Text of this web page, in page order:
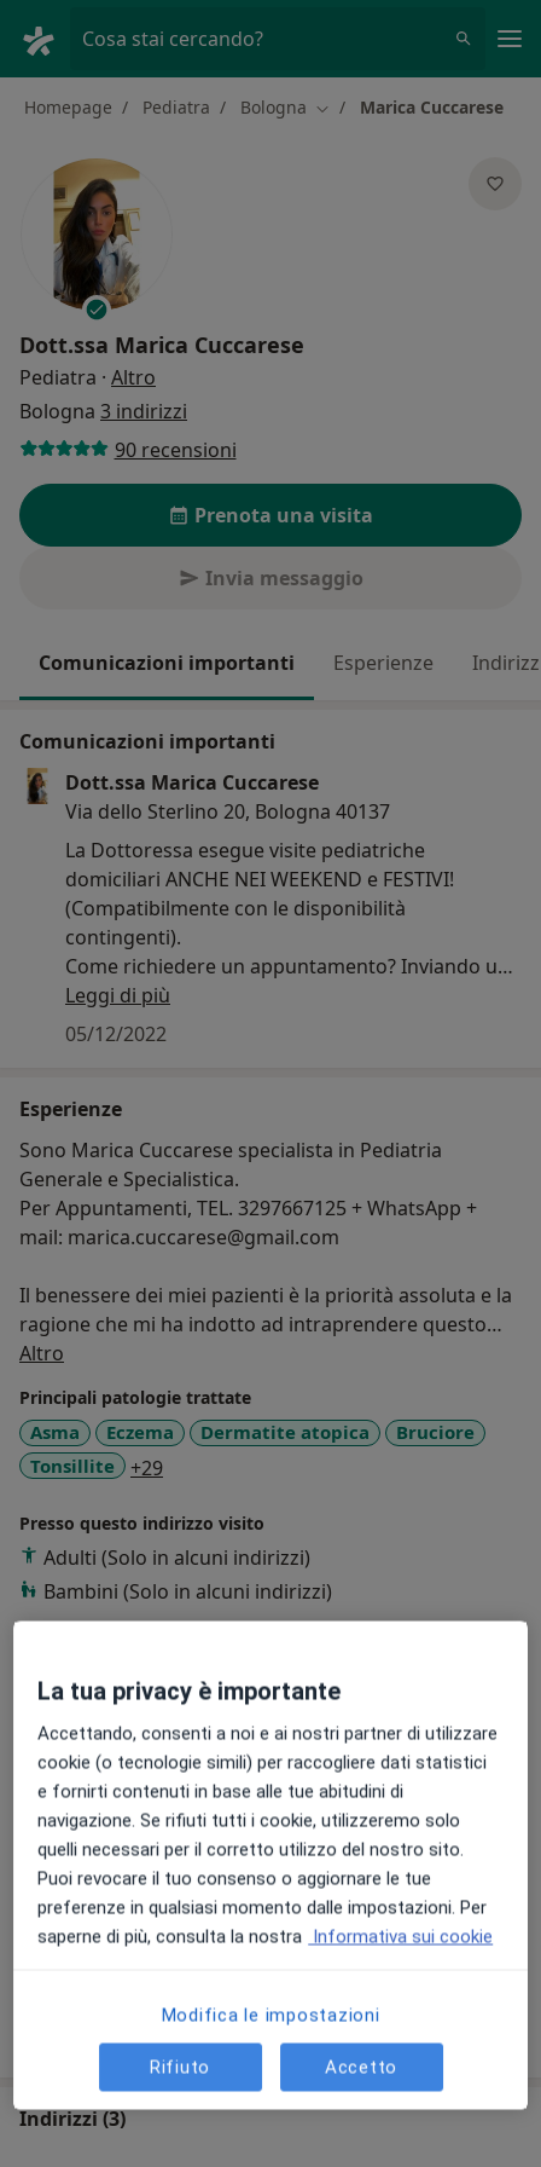
Cosa stai cercando?
Homepage Pediatra Bologna Cambia città
Marica Cuccarese
Dott.ssa Marica Cuccarese
Pediatra · Altro
Bologna 3 indirizzi
90 recensioni
Prenota una visita
Invia messaggio
Comunicazioni importanti Esperienze
Comunicazioni importanti
Dott.ssa Marica Cuccarese
Via dello Sterlino 20, Bologna 40137
La Dottoressa esegue visite pediatriche
domiciliari ANCHE NEI WEEKEND e FESTIVI!
(Compatibilmente con le disponibilità
contingenti).
Come richiedere un appuntamento? Inviando un
messaggio su questo sito di MioDottore.it
dell'appuntamento.
Leggi di più
05/12/2022
Esperienze
Sono Marica Cuccarese specialista in Pediatria
Generale e Specialistica.
Per Appuntamenti, TEL. 3297667125 + WhatsApp +
mail: marica.cuccarese@gmail.com
Il benessere dei miei pazienti è la priorità assoluta e la
ragione che mi ha indotto ad intraprendere questo
lavoro che per me è una vera e propria "missione di
tutto il percorso successivo alla visita,
accompagnandoli per mano alla guarigione e alla
risoluzione del problema.
Laureata in Medicina e Chirurgia a 25 anni nel 2013
(110/110 cum laude e menzione d’onore della
commissione) presso la Sapienza Università di Roma
con tirocinio formativo sin dai tempi della facoltà di
Roma. Ho conseguito il diploma di specializzazione in
Pediatria Generale e Specialistica presso l’Università di
Bologna nel Novembre del 2020 eseguendo, durante i
5 anni di specialità, turni di guardia diurni e notturni
presso il Pronto Soccorso Pediatrico e i seguenti
servizi di reparto e ambulatoriali del Policlinico
Universitario Sant’Orsola-Malpighi maturando
esperienza clinica nei rispettivi ambiti:
-Clinica ostetrica e sala parto/punto nascite e
-Gastroenterologia pediatrica;
-Endocrinologia pediatrica;
-Nefrologia pediatrica;
-Neurologia pediatrica e Neuropsichiatria infantile;
-Oncoematologia pediatrica;
Altro
Principali patologie trattate
Asma Eczema Dermatite atopica
Bruciore
Tonsillite
+29a11y_sr_more_diseases
Presso questo indirizzo visito
Adulti (Solo in alcuni indirizzi)
Bambini (Solo in alcuni indirizzi)
In studio Visualizza gli indirizzi (1)
Foto e video
Visualizza galleria (1)
Mostra dettaglisull'esperienza
Indirizzi (3)
La tua privacy è importante
Accettando, consenti a noi e ai nostri partner di utilizzare
cookie (o tecnologie simili) per raccogliere dati statistici
e fornirti contenuti in base alle tue abitudini di
navigazione. Se rifiuti tutti i cookie, utilizzeremo solo
quelli necessari per il corretto utilizzo del nostro sito.
Puoi revocare il tuo consenso o aggiornare le tue
preferenze in qualsiasi momento dalle impostazioni. Per
saperne di più, consulta la nostra Informativa sui cookie
Modifica le impostazioni
Rifiuto Accetto